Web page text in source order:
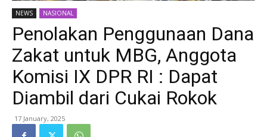
NEWS NASIONAL
Penolakan Penggunaan Dana
Zakat untuk MBG, Anggota
Komisi IX DPR RI : Dapat
Diambil dari Cukai Rokok
17 January, 2025